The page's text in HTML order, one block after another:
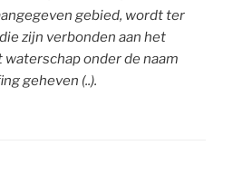
gebied, wordt ter
zijn verbonden aan het
onder de naam
geheven (..).